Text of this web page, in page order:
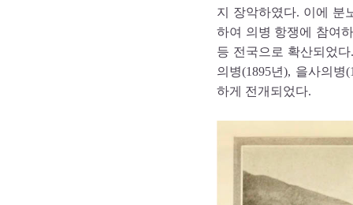
지 장악하였다. 이에 분
하여 의병 항쟁에 참여
등 전국으로 확산되었
의병(1895년), 을사의
하게 전개되었다.